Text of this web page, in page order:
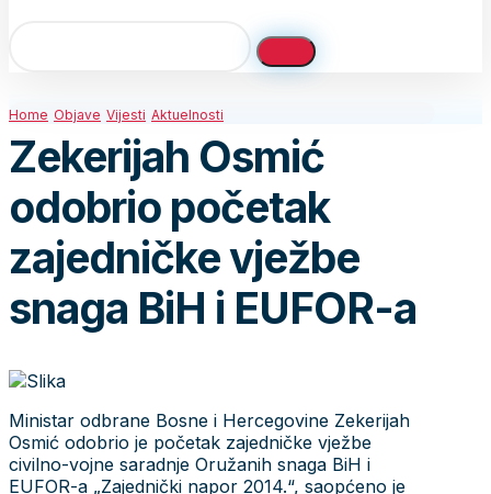
Home Objave Vijesti Aktuelnosti
Zekerijah Osmić
odobrio početak
zajedničke vježbe
snaga BiH i EUFOR-a
Ministar odbrane Bosne i Hercegovine Zekerijah
Osmić odobrio je početak zajedničke vježbe
civilno-vojne saradnje Oružanih snaga BiH i
EUFOR-a „Zajednički napor 2014.“, saopćeno je